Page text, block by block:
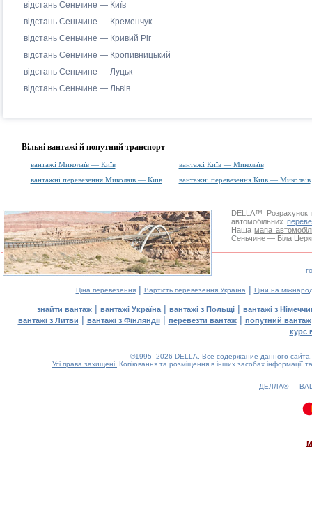
відстань Сеньчине — Київ
відстань Сеньчине — Кременчук
відстань Сеньчине — Кривий Ріг
відстань Сеньчине — Кропивницький
відстань Сеньчине — Луцьк
відстань Сеньчине — Львів
Вільні вантажі й попутний транспорт
вантажі Миколаїв — Київ
вантажі Київ — Миколаїв
вантажні перевезення Миколаїв — Київ
вантажні перевезення Київ — Миколаїв
DELLA™
Розрахунок
автомобільних
Нашамапа
Сеньчине — Біла
Ціна перевезення| Вартість перевезення Україна | Ціни на
знайти вантаж | вантажі Україна | вантажі з Польщі | вантажі з
вантажі з Литви | вантажі з Фінляндії| перевезти вантаж| попутний вантаж
курс
©1995–2026 DELLA. Все содержание данного
Усі права захищені. Копіювання та розміщення в інших засобах інформації
ДЕЛЛА® —